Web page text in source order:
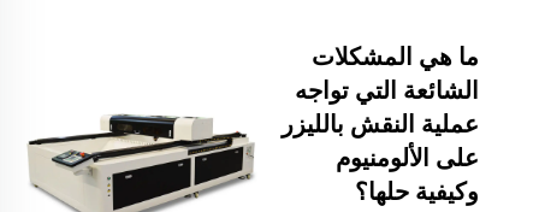
ما هي المشكلات
الشائعة التي تواجه
عملية النقش بالليزر
على الألومنيوم
وكيفية حلها؟